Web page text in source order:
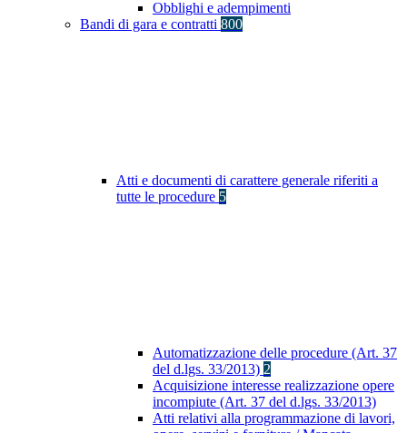
Obblighi e adempimenti
Bandi di gara e contratti 800
Atti e documenti di carattere generale riferiti a
tutte le procedure 5
Automatizzazione delle procedure (Art. 37
del d.lgs. 33/2013) 2
Acquisizione interesse realizzazione opere
incompiute (Art. 37 del d.lgs. 33/2013)
Atti relativi alla programmazione di lavori,